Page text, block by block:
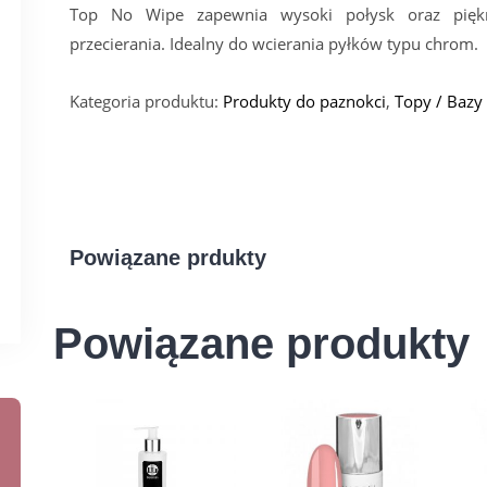
Top No Wipe zapewnia wysoki połysk oraz
przecierania. Idealny do wcierania pyłków typu
Kategoria produktu: Produkty do paznokci, Topy / Bazy
Powiązane prdukty
Powiązane produkty